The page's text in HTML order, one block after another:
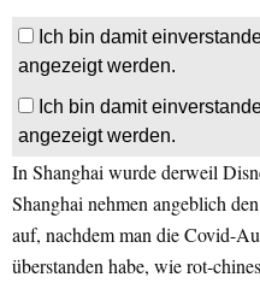
Ich bin damit
angezeigt werden.
Ich bin damit
angezeigt werden.
In Shanghai wurde derweil
Shanghai nehmen angeblich
auf, nachdem man die Covid-
überstanden habe, wie rot-